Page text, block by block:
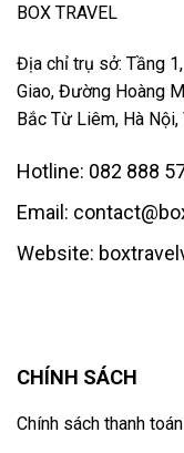
BOX TRAVEL
Địa chỉ trụ sở: Tầng
Giao, Đường Hoàng
Bắc Từ Liêm, Hà Nội,
Hotline: 082 888
Email:
Website:
CHÍNH SÁCH
Chính sách thanh toán